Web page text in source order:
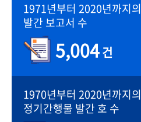
1971년부터 2020년까지의
발간 보고서 수
5,004건
1970년부터 2020년까지의
정기간행물 발간 호 수